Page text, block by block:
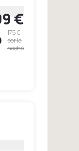
€
175 €
por la
noche